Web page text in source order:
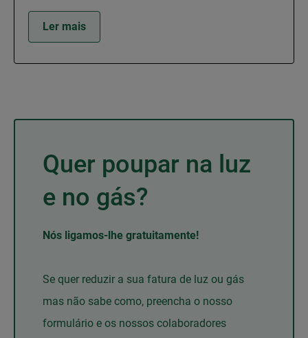
Ler mais
Quer poupar na luz
e no gás?
Nós ligamos-lhe gratuitamente!
Se quer reduzir a sua fatura de luz ou gás
mas não sabe como, preencha o nosso
formulário e os nossos colaboradores